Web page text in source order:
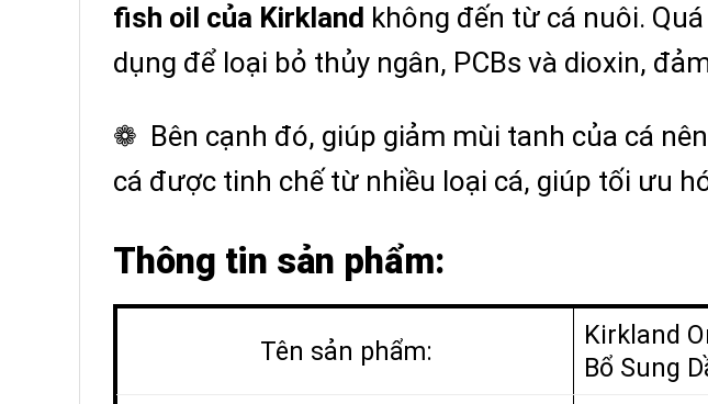
fish oil của Kirkland không đến từ cá nuôi.
dụng để loại bỏ thủy ngân, PCBs và dioxin,
❁ Bên cạnh đó, giúp giảm mùi tanh của cá
cá được tinh chế từ nhiều loại cá, giúp tối ưu
Thông tin sản phẩm:
Tên sản phẩm:
Kirkland
Bổ Sung